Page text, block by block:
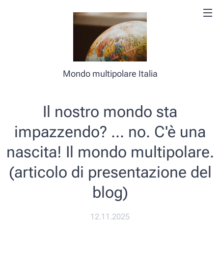
Mondo multipolare Italia
Il nostro mondo sta
impazzendo? ... no. C'è una
nascita! Il mondo multipolare.
(articolo di presentazione del
blog)
12.11.2025